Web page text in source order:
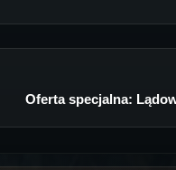
Oferta specjalna: